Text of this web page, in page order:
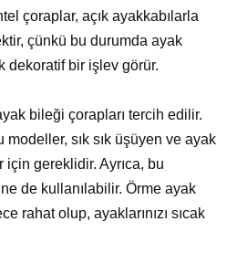
çoraplar, açık ayakkabılarla
çünkü bu durumda ayak
dekoratif bir işlev görür.
bileği çorapları tercih edilir.
modeller, sık sık üşüyen ve ayak
gereklidir. Ayrıca, bu
de kullanılabilir. Örme ayak
rahat olup, ayaklarınızı sıcak